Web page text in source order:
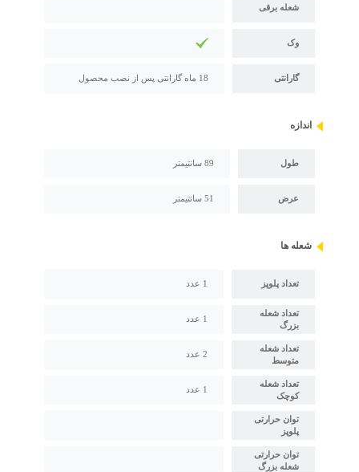
شعله برقی
وک
گارانتی 18 ماه گارانتی پس از نصب محصول
اندازه
طول 89 سانتیمتر
عرض 51 سانتیمتر
شعله ها
تعداد پلوپز 1 عدد
تعداد شعله
بزرگ
1 عدد
تعداد شعله
متوسط
2 عدد
تعداد شعله
کوچک
1 عدد
توان حرارتی
پلوپز
توان حرارتی
شعله بزرگ